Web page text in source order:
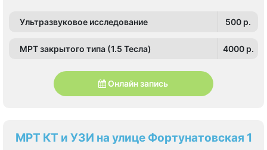
Ультразвуковое исследование 500 p.
МРТ закрытого типа (1.5 Тесла) 4000 p.
Онлайн запись
МРТ КТ и УЗИ на улице Фортунатовская 1